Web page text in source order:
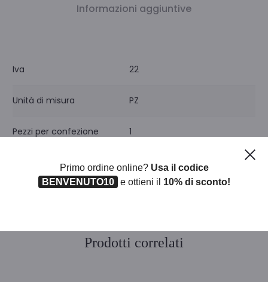
Informazioni aggiuntive
Iva 22
Unità di misura PZ
Pezzi per confezione 1
Prodotti correlati
Primo ordine online? Usa il codice
BENVENUTO10
e ottieni il 10% di sconto!